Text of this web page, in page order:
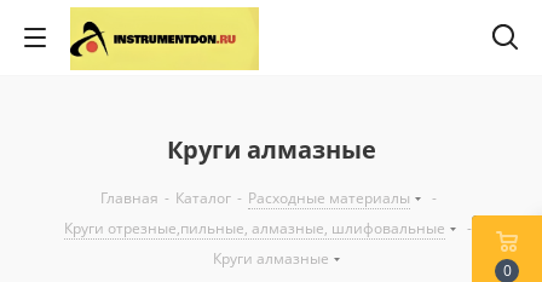
Круги алмазные
Главная - Каталог - Расходные материалы
-
Круги отрезные,пильные, алмазные, шлифовальные
-
Круги алмазные
0